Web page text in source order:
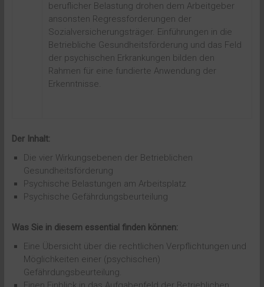
beruflicher Belastung drohen dem Arbeitgeber
ansonsten Regressforderungen der
Sozialversicherungsträger. Einführungen in die
Betriebliche Gesundheitsförderung und das Feld
der psychischen Erkrankungen bilden den
Rahmen für eine fundierte Anwendung der
Erkenntnisse.
Der Inhalt:
Die vier Wirkungsebenen der Betrieblichen
Gesundheitsförderung
Psychische Belastungen am Arbeitsplatz
Psychische Gefährdungsbeurteilung
Was Sie in diesem essential finden können:
Eine Übersicht über die rechtlichen Verpflichtungen und
Möglichkeiten einer (psychischen)
Gefährdungsbeurteilung.